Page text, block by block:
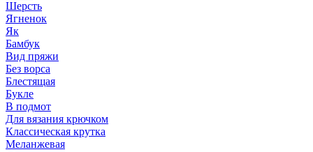
Шерсть
Ягненок
Як
Бамбук
Вид пряжи
Без ворса
Блестящая
Букле
В подмот
Для вязания крючком
Классическая крутка
Меланжевая